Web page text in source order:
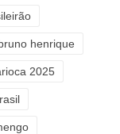
henrique
2025